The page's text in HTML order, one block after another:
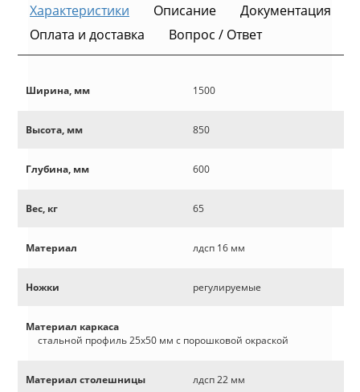
Характеристики Описание
Документация
Оплата и доставка
Вопрос / Ответ
Ширина, мм 1500
Высота, мм 850
Глубина, мм 600
Вес, кг 65
Материал лдсп 16 мм
Ножки регулируемые
Материал каркаса
стальной профиль 25х50 мм с порошковой окраской
Материал столешницы лдсп 22 мм